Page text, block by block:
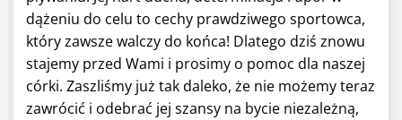
dążeniu do celu to cechy prawdziwego sportowca,
który zawsze walczy do końca! Dlatego dziś znowu
stajemy przed Wami i prosimy o pomoc dla naszej
córki. Zaszliśmy już tak daleko, że nie możemy teraz
zawrócić i odebrać jej szansy na bycie niezależną,